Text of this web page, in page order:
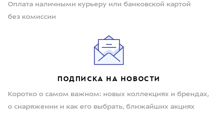
Оплата наличными курьеру или банковской картой
без комиссии
ПОДПИСКА НА НОВОСТИ
Коротко о самом важном: новых коллекциях и брендах,
о снаряжении и как его выбрать, ближайших акциях